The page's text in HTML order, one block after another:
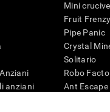
anziani
Mini
Fruit Frenzy
Pipe Panic
Crystal
Solitario
Robo
Ant Escape